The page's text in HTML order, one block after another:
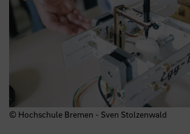
© Hochschule Bremen - Sven Stolzenwald